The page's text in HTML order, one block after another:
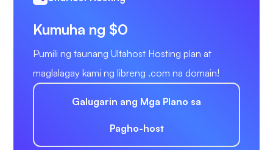
Kumuha ng $0
Pumili ng taunang Ultahost Hosting plan at
maglalagay kami ng libreng .com na domain!
Galugarin ang Mga Plano sa
Pagho-host